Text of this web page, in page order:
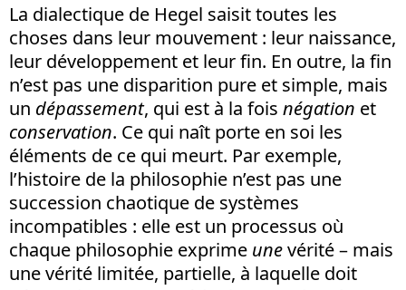
La dialectique de Hegel saisit toutes les
choses dans leur mouvement : leur naissance,
leur développement et leur fin. En outre, la fin
n’est pas une disparition pure et simple, mais
un dépassement, qui est à la fois négation et
conservation. Ce qui naît porte en soi les
éléments de ce qui meurt. Par exemple,
l’histoire de la philosophie n’est pas une
succession chaotique de systèmes
incompatibles : elle est un processus où
chaque philosophie exprime unevérité – mais
une vérité limitée, partielle, à laquelle doit